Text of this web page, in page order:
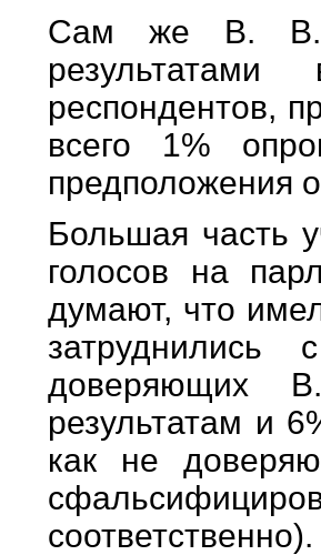
Сам же В. В.
респондентов,
всего 1%
предположения
Большая часть
голосов на
думают, что
затруднились
доверяющих
результатам и
как не
соответственно).